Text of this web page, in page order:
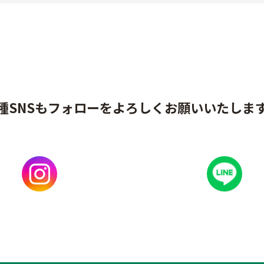
SNSもフォローをよろしくお願いいたしま